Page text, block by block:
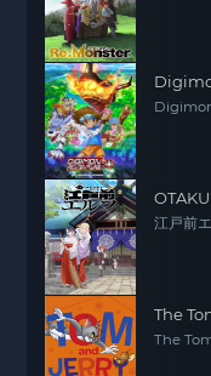
江戸前
The
The